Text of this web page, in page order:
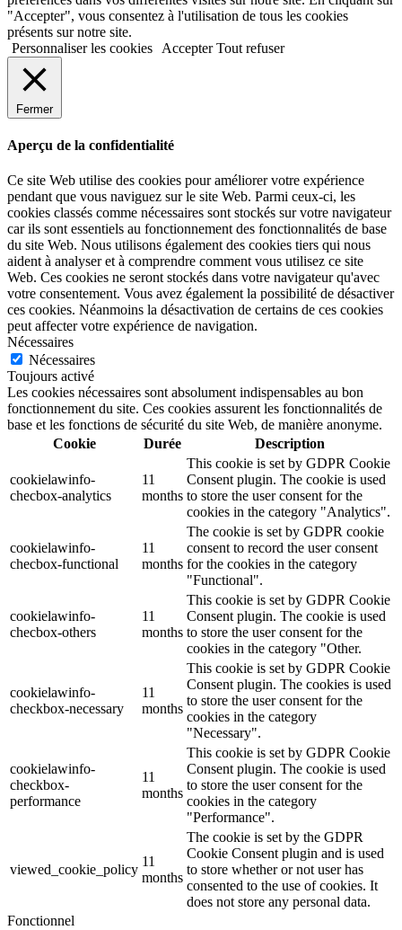
"Accepter", vous consentez à l'utilisation de tous les cookies
présents sur notre site.
Personnaliser les cookies
Accepter Tout refuser
Fermer
Aperçu de la confidentialité
Ce site Web utilise des cookies pour améliorer votre expérience
pendant que vous naviguez sur le site Web. Parmi ceux-ci, les
cookies classés comme nécessaires sont stockés sur votre navigateur
car ils sont essentiels au fonctionnement des fonctionnalités de base
du site Web. Nous utilisons également des cookies tiers qui nous
aident à analyser et à comprendre comment vous utilisez ce site
Web. Ces cookies ne seront stockés dans votre navigateur qu'avec
votre consentement. Vous avez également la possibilité de désactiver
ces cookies. Néanmoins la désactivation de certains de ces cookies
peut affecter votre expérience de navigation.
Nécessaires
Nécessaires
Toujours activé
Les cookies nécessaires sont absolument indispensables au bon
fonctionnement du site. Ces cookies assurent les fonctionnalités de
base et les fonctions de sécurité du site Web, de manière anonyme.
Cookie
Durée Description
cookielawinfo-
checbox-analytics
11
months
This cookie is set by GDPR Cookie
Consent plugin. The cookie is used
to store the user consent for the
cookies in the category "Analytics".
cookielawinfo-
checbox-functional
11
months
The cookie is set by GDPR cookie
consent to record the user consent
for the cookies in the category
"Functional".
cookielawinfo-
checbox-others
11
months
This cookie is set by GDPR Cookie
Consent plugin. The cookie is used
to store the user consent for the
cookies in the category "Other.
cookielawinfo-
checkbox-necessary
11
months
This cookie is set by GDPR Cookie
Consent plugin. The cookies is used
to store the user consent for the
cookies in the category
"Necessary".
cookielawinfo-
checkbox-
performance
11
months
This cookie is set by GDPR Cookie
Consent plugin. The cookie is used
to store the user consent for the
cookies in the category
"Performance".
viewed_cookie_policy
11
months
The cookie is set by the GDPR
Cookie Consent plugin and is used
to store whether or not user has
consented to the use of cookies. It
does not store any personal data.
Fonctionnel